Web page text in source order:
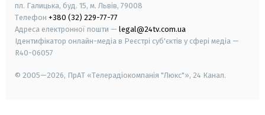
пл. Галицька, буд. 15, м. Львів, 79008
Телефон +380 (32) 229-77-77
Адреса електронної пошти — legal@24tv.com.ua
Ідентифікатор онлайн-медіа в Реєстрі суб'єктів у сфері медіа —
R40-06057
© 2005—2026, ПрАТ «Телерадіокомпанія "Люкс"», 24 Канал.